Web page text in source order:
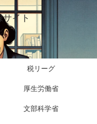
イト
税リーグ
厚生労働省
文部科学省